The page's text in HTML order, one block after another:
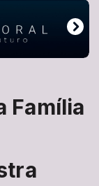
Família